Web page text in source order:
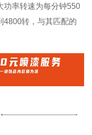
功率转速为每分钟550
4800转，与其匹配的